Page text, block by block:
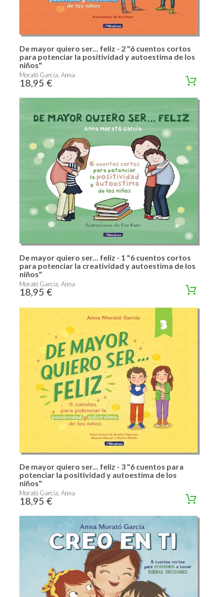
De mayor quiero ser... feliz - 2 "6 cuentos cortos
para potenciar la positividad y autoestima de los
niños"
Morató García, Anna
18,95 €
De mayor quiero ser... feliz - 1 "6 cuentos cortos
para potenciar la creatividad y autoestima de los
niños"
Morató García, Anna
18,95 €
De mayor quiero ser... feliz - 3 "6 cuentos para
potenciar la positividad y autoestima de los
niños"
Morató García, Anna
18,95 €